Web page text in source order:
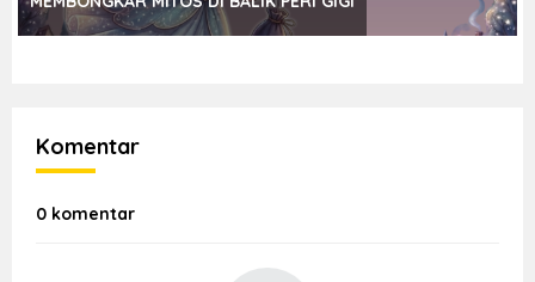
Komentar
0 komentar